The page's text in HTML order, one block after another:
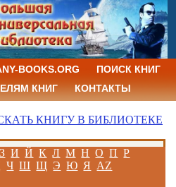
BOOKS.ORG
ПОИСК КНИГ
КНИГ
КОНТАКТЫ
КНИГУ В БИБЛИОТЕКЕ
З И Й К Л М Н О П Р
Ч Ш Щ Э Ю Я AZ